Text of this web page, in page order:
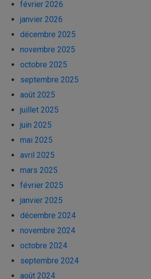
février 2026
janvier 2026
décembre 2025
novembre 2025
octobre 2025
septembre 2025
août 2025
juillet 2025
juin 2025
mai 2025
avril 2025
mars 2025
février 2025
janvier 2025
décembre 2024
novembre 2024
octobre 2024
septembre 2024
août 2024